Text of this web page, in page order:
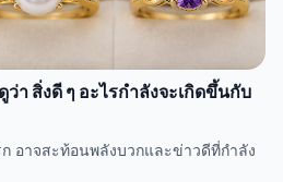
ว่า สิ่งดี ๆ อะไรกำลังจะเกิดขึ้นกับ
อาจสะท้อนพลังบวกและข่าวดีที่กำลัง